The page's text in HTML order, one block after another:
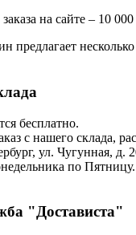
на сайте – 10
предлагает
бесплатно.
с нашего склада,
ул. Чугунная, д.
по Пятницу.
"Достависта"